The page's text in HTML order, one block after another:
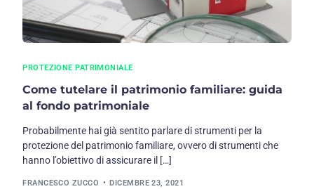
PROTEZIONE PATRIMONIALE
Come tutelare il patrimonio familiare: guida
al fondo patrimoniale
Probabilmente hai già sentito parlare di strumenti per la
protezione del patrimonio familiare, ovvero di strumenti che
hanno l’obiettivo di assicurare il […]
FRANCESCO ZUCCO DICEMBRE 23, 2021